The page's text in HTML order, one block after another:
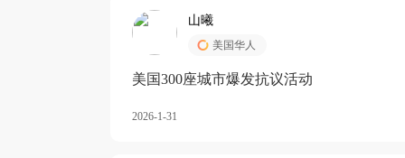
山曦
美国华人
美国300座城市爆发抗议活动
2026-1-31